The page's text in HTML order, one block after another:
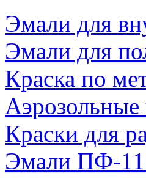
Эмали для
Эмали для
Краска по
Аэрозольные
Краски для
Эмали ПФ-